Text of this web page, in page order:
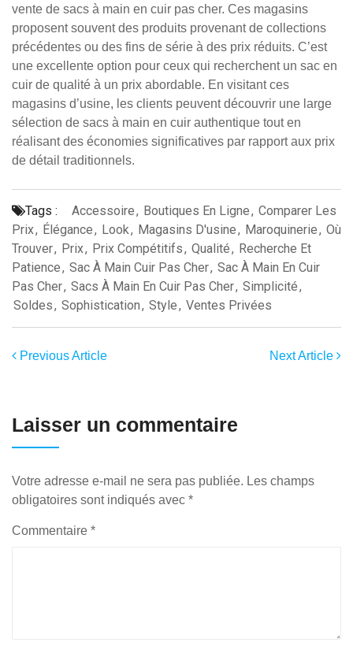
vente de sacs à main en cuir pas cher. Ces magasins
proposent souvent des produits provenant de collections
précédentes ou des fins de série à des prix réduits. C’est
une excellente option pour ceux qui recherchent un sac en
cuir de qualité à un prix abordable. En visitant ces
magasins d’usine, les clients peuvent découvrir une large
sélection de sacs à main en cuir authentique tout en
réalisant des économies significatives par rapport aux prix
de détail traditionnels.
Tags : Accessoire, Boutiques En Ligne, Comparer Les
Prix, Élégance, Look, Magasins D'usine, Maroquinerie, Où
Trouver, Prix, Prix Compétitifs, Qualité, Recherche Et
Patience, Sac À Main Cuir Pas Cher, Sac À Main En Cuir
Pas Cher, Sacs À Main En Cuir Pas Cher, Simplicité,
Soldes, Sophistication, Style, Ventes Privées
Previous Article Next Article
Laisser un commentaire
Votre adresse e-mail ne sera pas publiée. Les champs
obligatoires sont indiqués avec *
Commentaire *